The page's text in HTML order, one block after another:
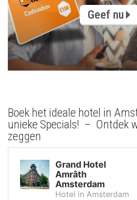
Geef nu
Boek het ideale hotel in
unieke Specials! – Ontdek
zeggen
Grand Hotel
Amrâth
Amsterdam
Hotel in Amsterdam